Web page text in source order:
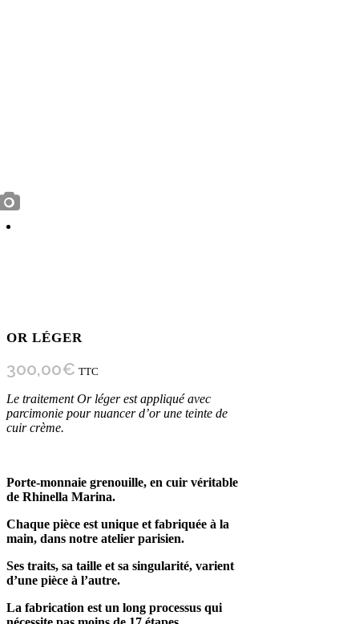
OR LÉGER
300,00€ TTC
Le traitement Or léger est appliqué avec
parcimonie pour nuancer d’or une teinte de
cuir crème.
Porte-monnaie grenouille, en cuir véritable
de Rhinella Marina.
Chaque pièce est unique et fabriquée à la
main, dans notre atelier parisien.
Ses traits, sa taille et sa singularité, varient
d’une pièce à l’autre.
La fabrication est un long processus qui